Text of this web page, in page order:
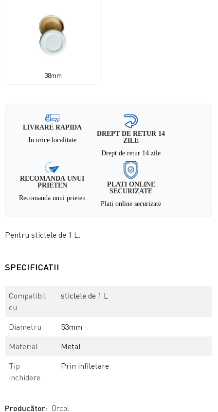
38mm
LIVRARE RAPIDA
In orice localitate
DREPT DE RETUR 14
ZILE
Drept de retur 14 zile
RECOMANDA UNUI
PRIETEN
Recomanda unui prieten
PLATI ONLINE
SECURIZATE
Plati online securizate
Pentru sticlele de 1 L.
SPECIFICATII
Compatibil
cu
sticlele de 1 L
Diametru
53mm
Material
Metal
Tip
inchidere
Prin infiletare
Producător: Orcol